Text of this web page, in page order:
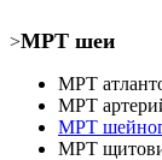
>МРТ шеи
МРТ
МРТ
МРТ
МРТ